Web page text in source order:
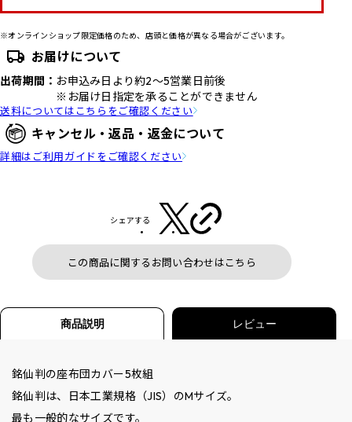
※オンラインショップ限定価格のため、店頭と価格が異なる場合がございます。
お届けについて
出荷期間： お申込み日より約2～5営業日前後
※お届け日指定を承ることができません
送料についてはこちらをご確認ください
キャンセル・返品・返金について
詳細はご利用ガイドをご確認ください
シェアする
この商品に関するお問い合わせはこちら
商品説明 レビュー
銘仙判の座布団カバー5枚組
銘仙判は、日本工業規格（JIS）のMサイズ。
最も一般的なサイズです。